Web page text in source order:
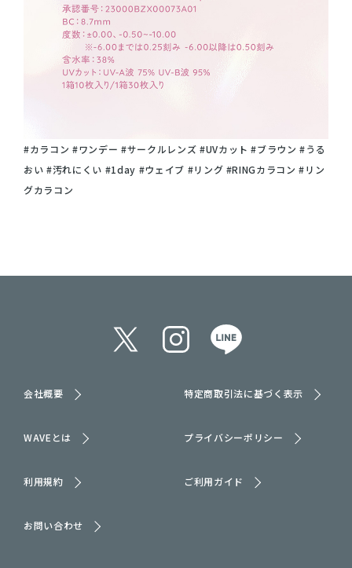
#カラコン #ワンデー #サークルレンズ #UVカット #ブラウン #うる
おい #汚れにくい #1day #ウェイブ #リング #RINGカラコン #リン
グカラコン
会社概要 特定商取引法に基づく表示
WAVEとは プライバシーポリシー
利用規約 ご利用ガイド
お問い合わせ